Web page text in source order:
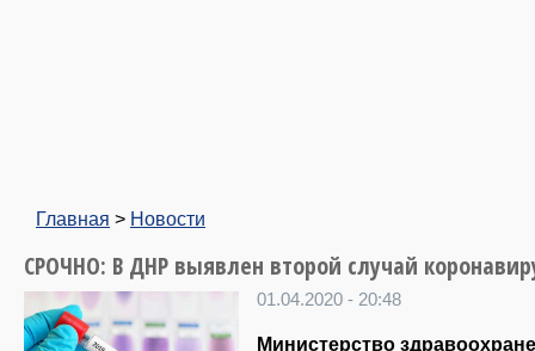
Главная > Новости
СРОЧНО: В ДНР выявлен второй случай
01.04.2020 - 20:48
Министерство